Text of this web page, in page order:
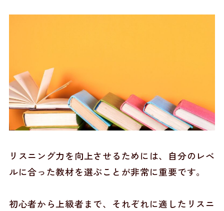
リスニング力を向上させるためには、自分のレベ
ルに合った教材を選ぶことが非常に重要です。
初心者から上級者まで、それぞれに適したリスニ